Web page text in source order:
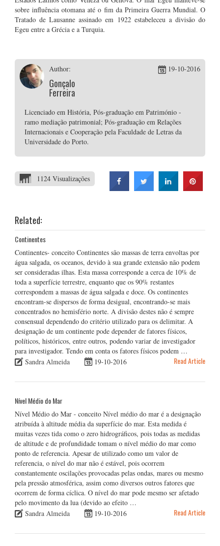
sobre influência otomana até o fim da Primeira Guerra Mundial. O
Tratado de Lausanne assinado em 1922 estabeleceu a divisão do
Egeu entre a Grécia e a Turquia.
Author:
Gonçalo
Ferreira
19-10-2016
Licenciado em História, Pós-graduação em Património -
ramo mediação patrimonial; Pós-graduação em Relações
Internacionais e Cooperação pela Faculdade de Letras da
Universidade do Porto.
1124 Visualizações
Related:
Continentes
Continentes- conceito Continentes são massas de terra envoltas por
água salgada, os oceanos, devido à sua grande extensão não podem
ser consideradas ilhas. Esta massa corresponde a cerca de 10% de
toda a superfície terrestre, enquanto que os 90% restantes
correspondem a massas de água salgada e doce. Os continentes
encontram-se dispersos de forma desigual, encontrando-se mais
concentrados no hemisfério norte. A divisão destes não é sempre
consensual dependendo do critério utilizado para os delimitar. A
designação de um continente pode depender de fatores físicos,
políticos, históricos, entre outros, podendo variar de investigador
para investigador. Tendo em conta os fatores físicos podem …
Sandra Almeida
19-10-2016 Read Article
Nível Médio do Mar
Nível Médio do Mar - conceito Nível médio do mar é a designação
atribuída à altitude média da superfície do mar. Esta medida é
muitas vezes tida como o zero hidrográficos, pois todas as medidas
de altitude e de profundidade tomam o nível médio do mar como
ponto de referencia. Apesar de utilizado como um valor de
referencia, o nível do mar não é estável, pois ocorrem
constantemente oscilações provocadas pelas ondas, mares ou mesmo
pela pressão atmosférica, assim como diversos outros fatores que
ocorrem de forma cíclica. O nível do mar pode mesmo ser afetado
pelo movimento da lua (devido ao efeito …
Sandra Almeida
19-10-2016 Read Article